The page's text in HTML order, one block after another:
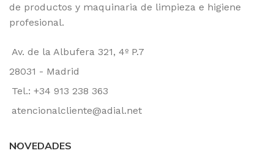
de productos y maquinaria de limpieza e higiene
profesional.
Av. de la Albufera 321, 4º P.7
28031 - Madrid
Tel.: +34 913 238 363
atencionalcliente@adial.net
NOVEDADES